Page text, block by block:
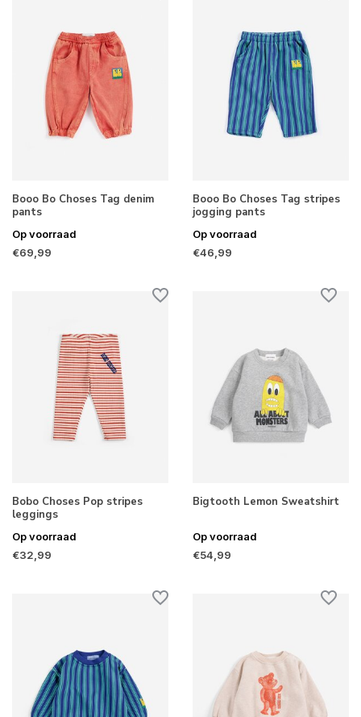
Booo Bo Choses Tag denim
pants
Op voorraad
€69,99
Booo Bo Choses Tag stripes
jogging pants
Op voorraad
€46,99
Bobo Choses Pop stripes
leggings
Op voorraad
€32,99
Bigtooth Lemon Sweatshirt
Op voorraad
€54,99